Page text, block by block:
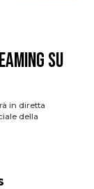
SU
in diretta
della